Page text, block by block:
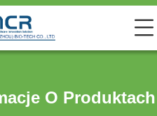
O Produktach